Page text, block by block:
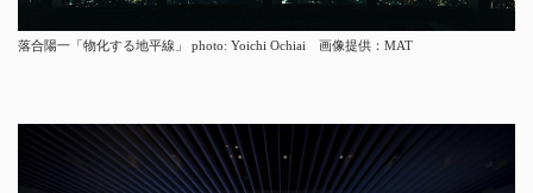
落合陽⼀「物化する地平線」 photo: Yoichi Ochiai 画像提供：MAT